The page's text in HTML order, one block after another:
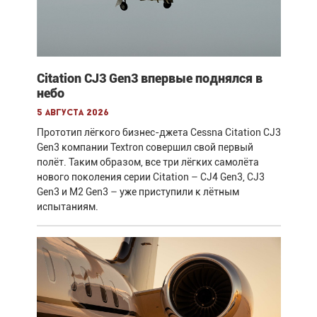
Citation CJ3 Gen3 впервые поднялся в
небо
5 августа 2026
Прототип лёгкого бизнес-джета Cessna Citation CJ3
Gen3 компании Textron совершил свой первый
полёт. Таким образом, все три лёгких самолёта
нового поколения серии Citation – CJ4 Gen3, CJ3
Gen3 и M2 Gen3 – уже приступили к лётным
испытаниям.